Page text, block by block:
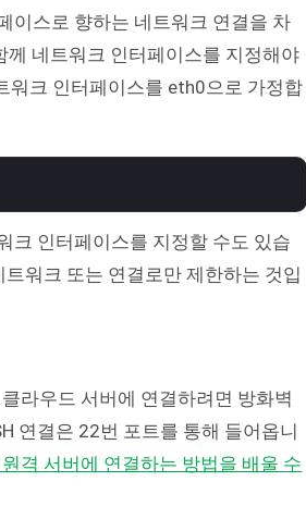
이스로 향하는 네트워크 연결을 차
께 네트워크 인터페이스를 지정해야
워크 인터페이스를 eth0으로 가정합
크 인터페이스를 지정할 수도 있습
워크 또는 연결로만 제한하는 것입
라우드 서버에 연결하려면 방화벽
연결은 22번 포트를 통해 들어옵니
격 서버에 연결하는 방법을 배울 수